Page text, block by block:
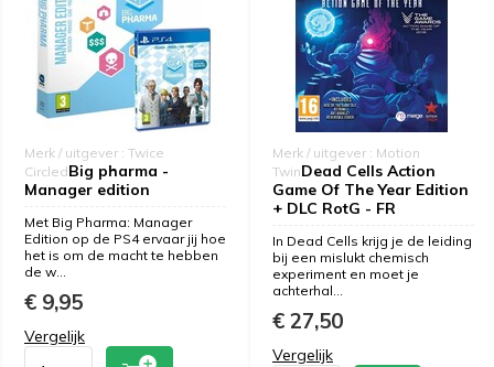
Merk / uitgever : Twice
CircledBig pharma -
Manager edition
Met Big Pharma: Manager
Edition op de PS4 ervaar jij hoe
het is om de macht te hebben
de w...
€ 9,95
Vergelijk
Merk / uitgever : Motion
TwinDead Cells Action
Game Of The Year Edition
+ DLC RotG - FR
In Dead Cells krijg je de leiding
bij een mislukt chemisch
experiment en moet je
achterhal...
€ 27,50
Vergelijk